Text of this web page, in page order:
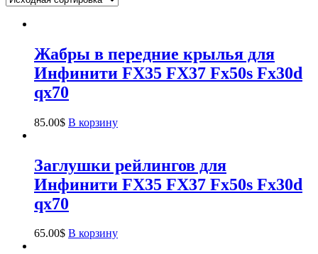
Жабры в передние крылья для
Инфинити FX35 FX37 Fx50s Fx30d
qx70
85.00$ В корзину
Заглушки рейлингов для
Инфинити FX35 FX37 Fx50s Fx30d
qx70
65.00$ В корзину